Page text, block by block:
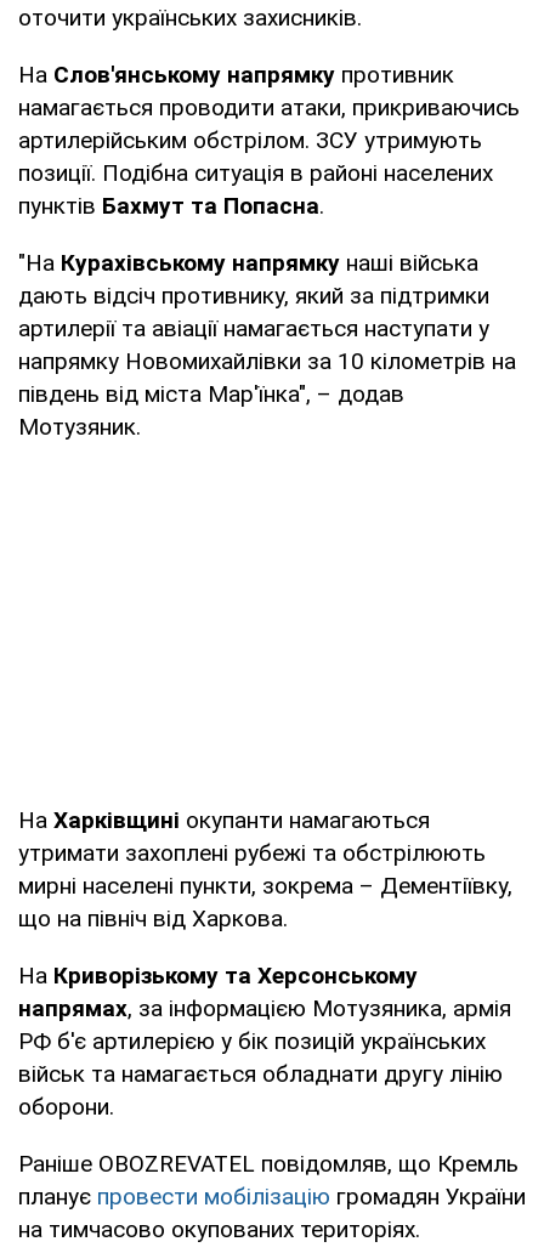
оточити українських захисників.
На Слов'янському напрямку противник
намагається проводити атаки, прикриваючись
артилерійським обстрілом. ЗСУ утримують
позиції. Подібна ситуація в районі населених
пунктів Бахмут та Попасна.
"На Курахівському напрямку наші війська
дають відсіч противнику, який за підтримки
артилерії та авіації намагається наступати у
напрямку Новомихайлівки за 10 кілометрів на
південь від міста Мар'їнка", – додав
Мотузяник.
На Харківщині окупанти намагаються
утримати захоплені рубежі та обстрілюють
мирні населені пункти, зокрема – Дементіївку,
що на північ від Харкова.
На Криворізькому та Херсонському
напрямах, за інформацією Мотузяника, армія
РФ б'є артилерією у бік позицій українських
військ та намагається обладнати другу лінію
оборони.
Раніше OBOZREVATEL повідомляв, що Кремль
планує провести мобілізацію громадян України
на тимчасово окупованих територіях.